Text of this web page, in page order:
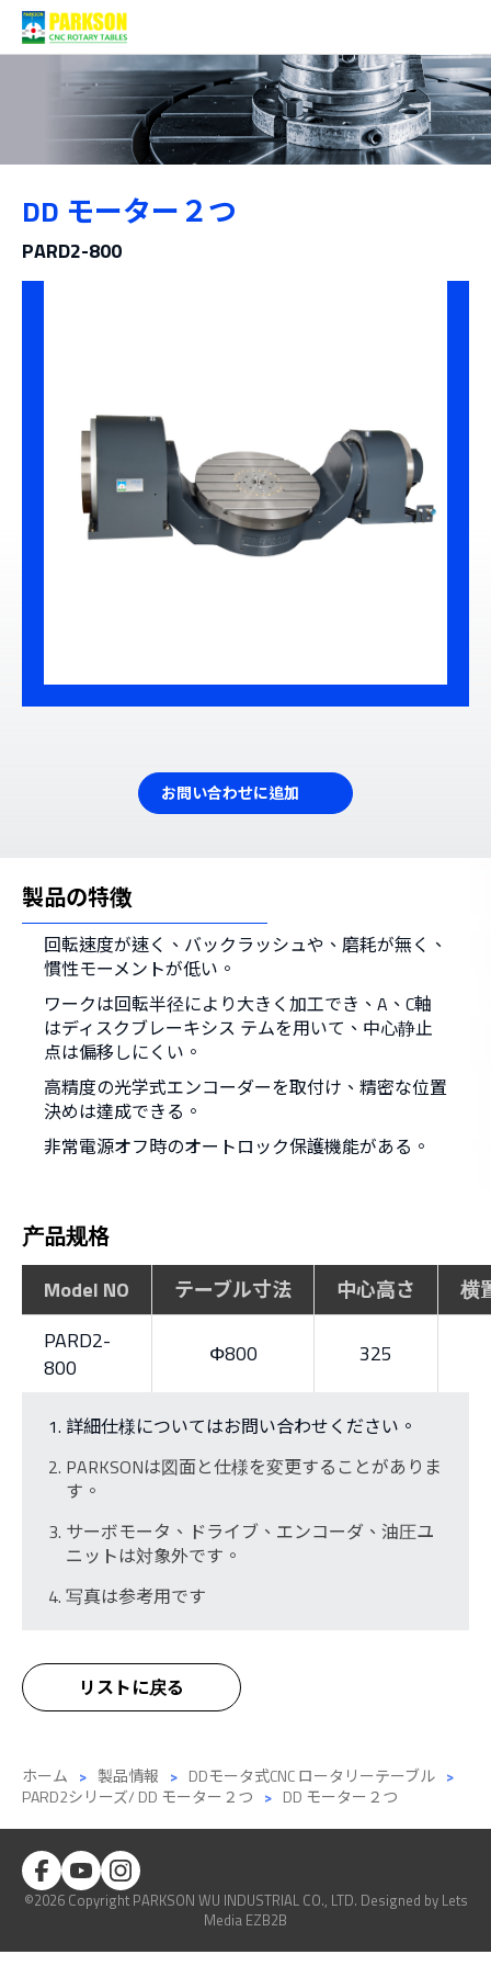
製品情報
カテゴリー
DD モーター２つ
PARD2-800
お問い合わせに追加
製品の特徴
回転速度が速く、バックラッシュや、磨耗が無く、
慣性モーメントが低い。
ワークは回転半径により大きく加工でき、A、C軸
はディスクブレーキシス テムを用いて、中心静止
点は偏移しにくい。
高精度の光学式エンコーダーを取付け、精密な位置
決めは達成できる。
非常電源オフ時のオートロック保護機能がある。
产品规格
Model NO テーブル寸法 中心高さ
横
PARD2-
800
Φ800 325
詳細仕様についてはお問い合わせください。
PARKSONは図面と仕様を変更することがありま
す。
サーボモータ、ドライブ、エンコーダ、油圧ユ
ニットは対象外です。
写真は参考用です
リストに戻る
ホーム 製品情報
DDモータ式CNC ロータリーテーブル
PARD2シリーズ/ DD モーター２つ
DD モーター２つ
©2026 Copyright PARKSON WU INDUSTRIAL CO., LTD. Designed by Lets
Media EZB2B